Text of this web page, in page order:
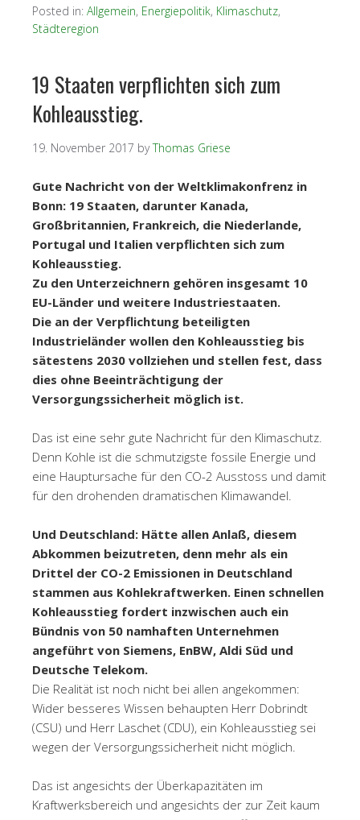
Posted in: Allgemein, Energiepolitik, Klimaschutz,
Städteregion
19 Staaten verpflichten sich zum
Kohleausstieg.
19. November 2017 byThomas Griese
Gute Nachricht von der Weltklimakonfrenz in
Bonn: 19 Staaten, darunter Kanada,
Großbritannien, Frankreich, die Niederlande,
Portugal und Italien verpflichten sich zum
Kohleausstieg.
Zu den Unterzeichnern gehören insgesamt 10
EU-Länder und weitere Industriestaaten.
Die an der Verpflichtung beteiligten
Industrieländer wollen den Kohleausstieg bis
sätestens 2030 vollziehen und stellen fest, dass
dies ohne Beeinträchtigung der
Versorgungssicherheit möglich ist.
Das ist eine sehr gute Nachricht für den Klimaschutz.
Denn Kohle ist die schmutzigste fossile Energie und
eine Hauptursache für den CO-2 Ausstoss und damit
für den drohenden dramatischen Klimawandel.
Und Deutschland: Hätte allen Anlaß, diesem
Abkommen beizutreten, denn mehr als ein
Drittel der CO-2 Emissionen in Deutschland
stammen aus Kohlekraftwerken. Einen schnellen
Kohleausstieg fordert inzwischen auch ein
Bündnis von 50 namhaften Unternehmen
angeführt von Siemens, EnBW, Aldi Süd und
Deutsche Telekom.
Die Realität ist noch nicht bei allen angekommen:
Wider besseres Wissen behaupten Herr Dobrindt
(CSU) und Herr Laschet (CDU), ein Kohleausstieg sei
wegen der Versorgungssicherheit nicht möglich.
Das ist angesichts der Überkapazitäten im
Kraftwerksbereich und angesichts der zur Zeit kaum